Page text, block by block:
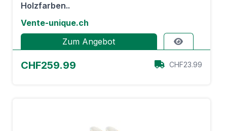
Holzfarben..
Vente-unique.ch
Zum Angebot
CHF259.99 CHF23.99